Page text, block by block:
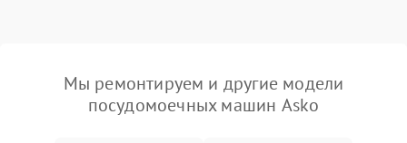
Мы ремонтируем и другие модели
посудомоечных машин Asko